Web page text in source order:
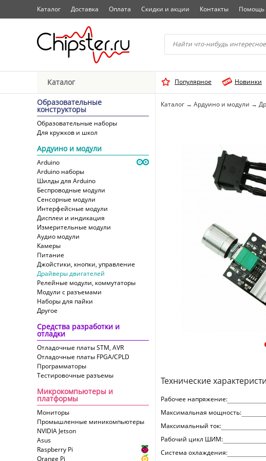
Начните водить название
Каталог Доставка Оплата Скидки и акции Контакты Помощь
Каталог Популярное Новинки
Образовательные
конструкторы
Образовательные наборы
Для кружков и школ
Ардуино и модули
Arduino
Arduino наборы
Шилды для Arduino
Беспроводные модули
Сенсорные модули
Интерфейсные модули
Дисплеи и индикация
Измерительные модули
Аудио модули
Камеры
Питание
Джойстики, кнопки, управление
Драйверы двигателей
Релейные модули, коммутаторы
Модули с разъемами
Наборы для пайки
Другое
Средства разработки и
отладки
Отладочные платы STM, AVR
Отладочные платы FPGA/CPLD
Программаторы
Тестировочные разъемы
Микрокомпьютеры и
платформы
Мониторы
Промышленные миникомпьютеры
NVIDIA Jetson
Asus
Raspberry Pi
Orange Pi
Каталог → Ардуино и модули →
Технические
Рабочее напряжение:
Максимальная мощность:
Максимальный ток:
Рабочий цикл ШИМ:
Система охлаждения: